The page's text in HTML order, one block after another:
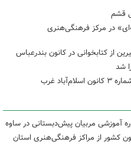
قشم
در مرکز فرهنگی‌هنری
از کتابخوانی در کانون بندرعباس
شد
غرب
آموزشی مربیان پیش‌دبستانی در ساوه
کشور از مراکز فرهنگی‌هنری استان